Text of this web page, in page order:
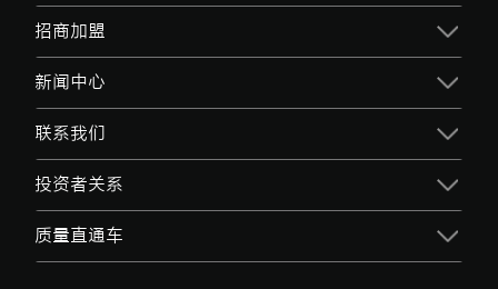
招商加盟
新闻中心
联系我们
投资者关系
质量直通车